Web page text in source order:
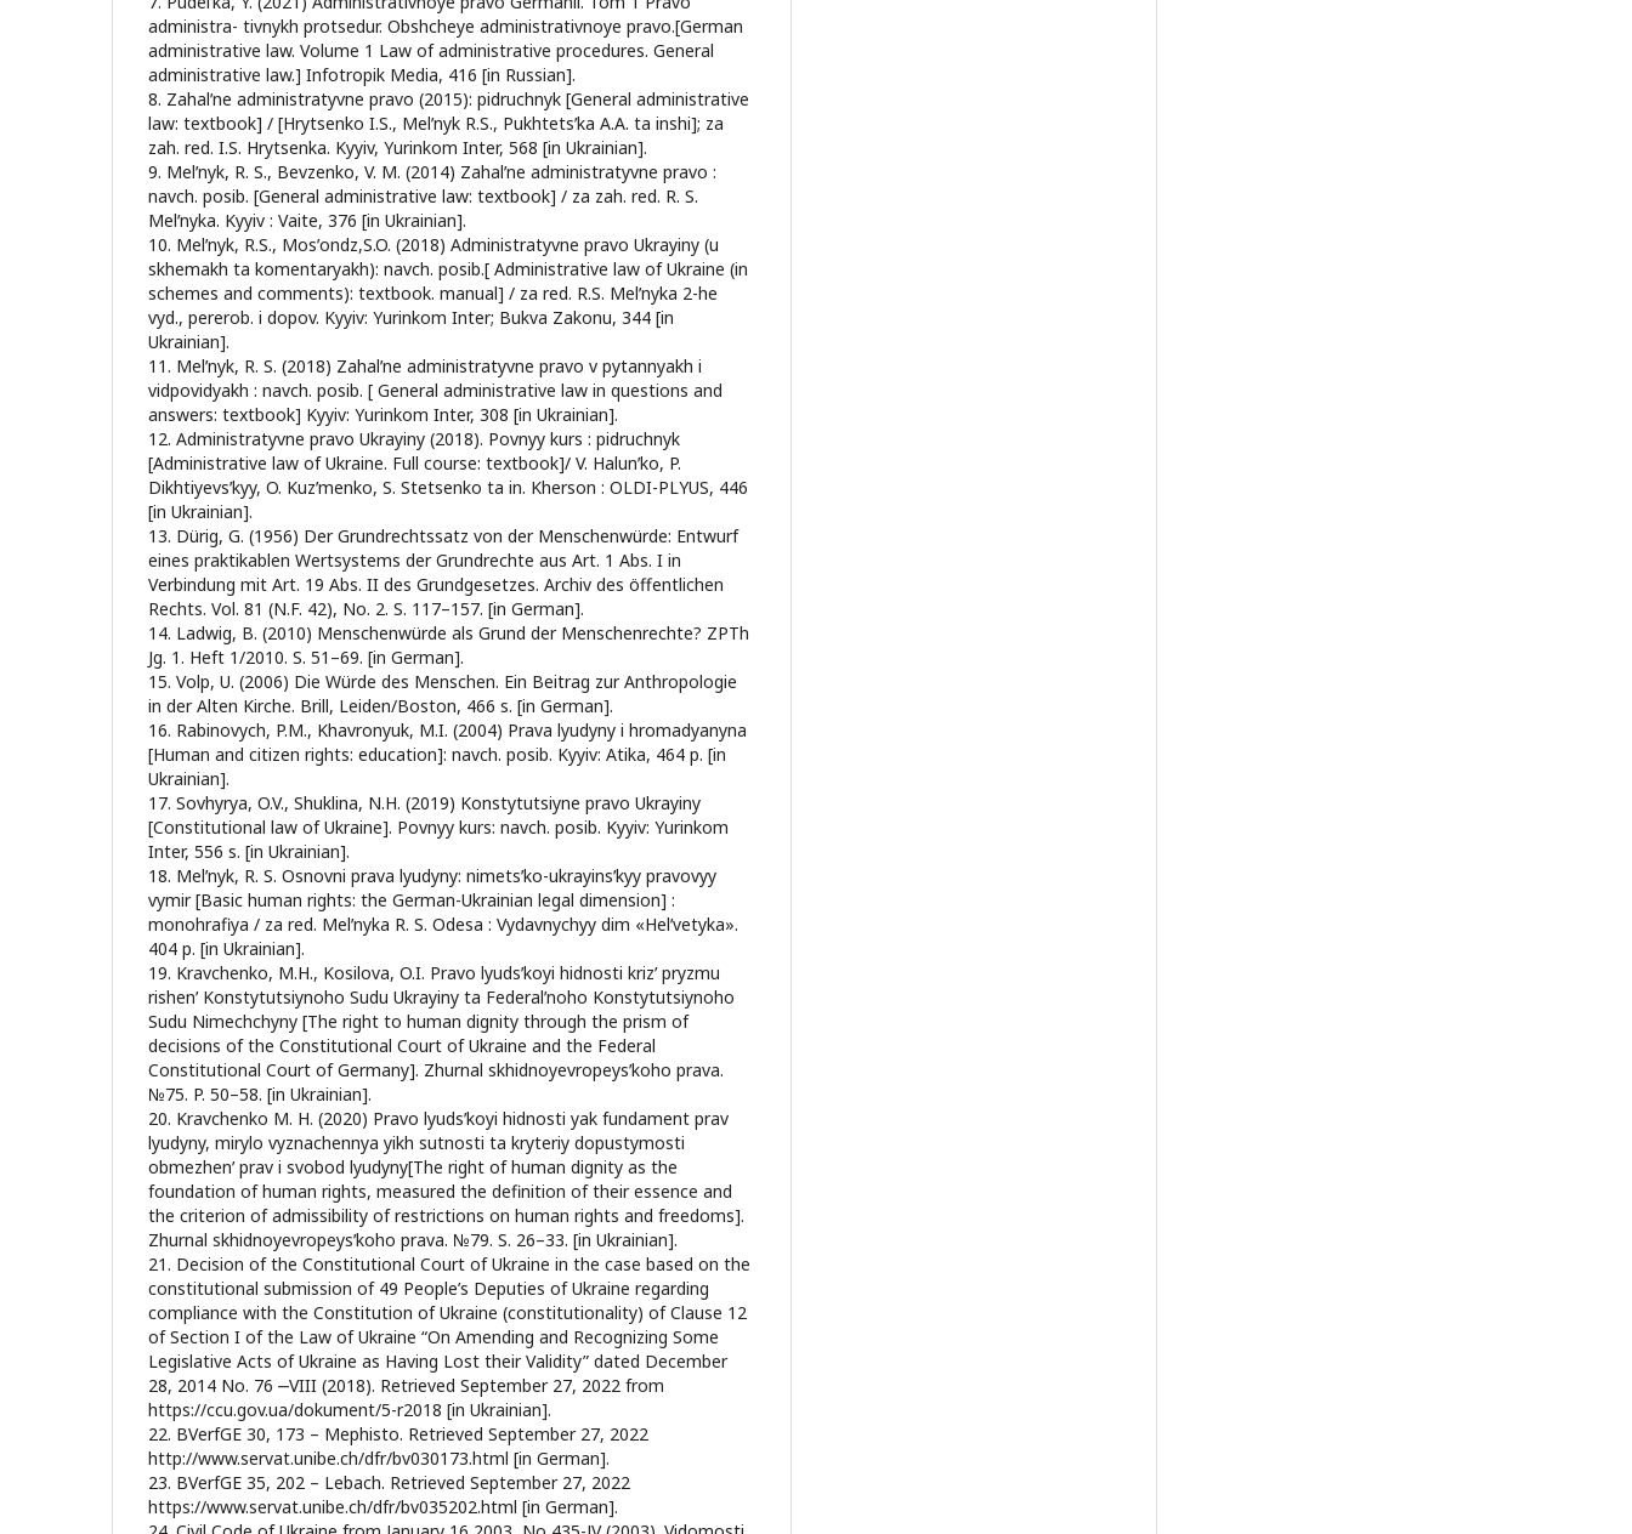
administra- tivnykh protsedur. Obshcheye administrativnoye pravo.[German
administrative law. Volume 1 Law of administrative procedures. General
administrative law.] Infotropik Media, 416 [in Russian].
8. Zahalʹne administratyvne pravo (2015): pidruchnyk [General administrative
law: textbook] / [Hrytsenko I.S., Melʹnyk R.S., Pukhtetsʹka A.A. ta inshi]; za
zah. red. I.S. Hrytsenka. Kyyiv, Yurinkom Inter, 568 [in Ukrainian].
9. Melʹnyk, R. S., Bevzenko, V. M. (2014) Zahalʹne administratyvne pravo :
navch. posib. [General administrative law: textbook] / za zah. red. R. S.
Melʹnyka. Kyyiv : Vaite, 376 [in Ukrainian].
10. Melʹnyk, R.S., Mosʹondz,S.O. (2018) Administratyvne pravo Ukrayiny (u
skhemakh ta komentaryakh): navch. posib.[ Administrative law of Ukraine (in
schemes and comments): textbook. manual] / za red. R.S. Melʹnyka 2-he
vyd., pererob. i dopov. Kyyiv: Yurinkom Inter; Bukva Zakonu, 344 [in
Ukrainian].
11. Melʹnyk, R. S. (2018) Zahalʹne administratyvne pravo v pytannyakh i
vidpovidyakh : navch. posib. [ General administrative law in questions and
answers: textbook] Kyyiv: Yurinkom Inter, 308 [in Ukrainian].
12. Administratyvne pravo Ukrayiny (2018). Povnyy kurs : pidruchnyk
[Administrative law of Ukraine. Full course: textbook]/ V. Halunʹko, P.
Dikhtiyevsʹkyy, O. Kuzʹmenko, S. Stetsenko ta in. Kherson : OLDI-PLYUS, 446
[in Ukrainian].
13. Dürig, G. (1956) Der Grundrechtssatz von der Menschenwürde: Entwurf
eines praktikablen Wertsystems der Grundrechte aus Art. 1 Abs. I in
Verbindung mit Art. 19 Abs. II des Grundgesetzes. Archiv des öffentlichen
Rechts. Vol. 81 (N.F. 42), No. 2. S. 117–157. [in German].
14. Ladwig, B. (2010) Menschenwürde als Grund der Menschenrechte? ZPTh
Jg. 1. Heft 1/2010. S. 51–69. [in German].
15. Volp, U. (2006) Die Würde des Menschen. Ein Beitrag zur Anthropologie
in der Alten Kirche. Brill, Leiden/Boston, 466 s. [in German].
16. Rabinovych, P.M., Khavronyuk, M.I. (2004) Prava lyudyny i hromadyanyna
[Human and citizen rights: education]: navch. posib. Kyyiv: Atika, 464 p. [in
Ukrainian].
17. Sovhyrya, O.V., Shuklina, N.H. (2019) Konstytutsiyne pravo Ukrayiny
[Constitutional law of Ukraine]. Povnyy kurs: navch. posib. Kyyiv: Yurinkom
Inter, 556 s. [in Ukrainian].
18. Melʹnyk, R. S. Osnovni prava lyudyny: nimetsʹko-ukrayinsʹkyy pravovyy
vymir [Basic human rights: the German-Ukrainian legal dimension] :
monohrafiya / za red. Melʹnyka R. S. Odesa : Vydavnychyy dim «Helʹvetyka».
404 p. [in Ukrainian].
19. Kravchenko, M.H., Kosilova, O.I. Pravo lyudsʹkoyi hidnosti krizʹ pryzmu
rishenʹ Konstytutsiynoho Sudu Ukrayiny ta Federalʹnoho Konstytutsiynoho
Sudu Nimechchyny [The right to human dignity through the prism of
decisions of the Constitutional Court of Ukraine and the Federal
Constitutional Court of Germany]. Zhurnal skhidnoyevropeysʹkoho prava.
№75. P. 50–58. [in Ukrainian].
20. Kravchenko M. H. (2020) Pravo lyudsʹkoyi hidnosti yak fundament prav
lyudyny, mirylo vyznachennya yikh sutnosti ta kryteriy dopustymosti
obmezhenʹ prav i svobod lyudyny[The right of human dignity as the
foundation of human rights, measured the definition of their essence and
the criterion of admissibility of restrictions on human rights and freedoms].
Zhurnal skhidnoyevropeysʹkoho prava. №79. S. 26–33. [in Ukrainian].
21. Decision of the Constitutional Court of Ukraine in the case based on the
constitutional submission of 49 People’s Deputies of Ukraine regarding
compliance with the Constitution of Ukraine (constitutionality) of Clause 12
of Section I of the Law of Ukraine “On Amending and Recognizing Some
Legislative Acts of Ukraine as Having Lost their Validity” dated December
28, 2014 No. 76 ‒VIII (2018). Retrieved September 27, 2022 from
https://ccu.gov.ua/dokument/5-r2018 [in Ukrainian].
22. BVerfGE 30, 173 – Mephisto. Retrieved September 27, 2022
http://www.servat.unibe.ch/dfr/bv030173.html [in German].
23. BVerfGE 35, 202 – Lebach. Retrieved September 27, 2022
https://www.servat.unibe.ch/dfr/bv035202.html [in German].